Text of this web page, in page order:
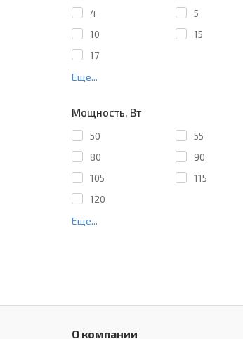
4
5
10
15
17
Еще...
Мощность, Вт
50
55
80
90
105
115
120
Еще...
О компании